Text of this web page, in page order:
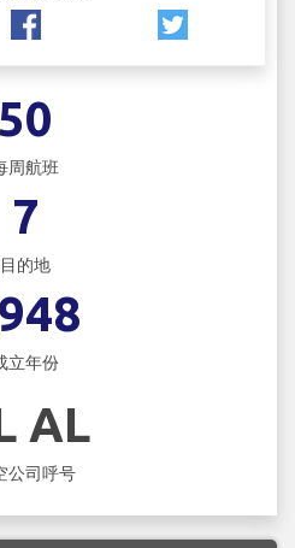
50
周航班
7
目的地
立年份
AL
公司呼号